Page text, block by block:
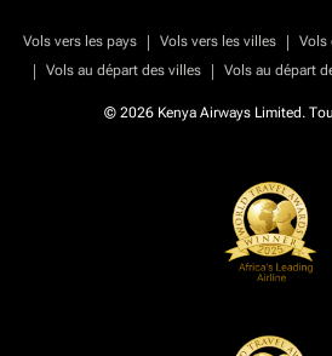
Vols vers les pays | Vols vers les villes | Vols
|
Vols au départ des villes | Vols au départ
© 2026 Kenya Airways Limited.